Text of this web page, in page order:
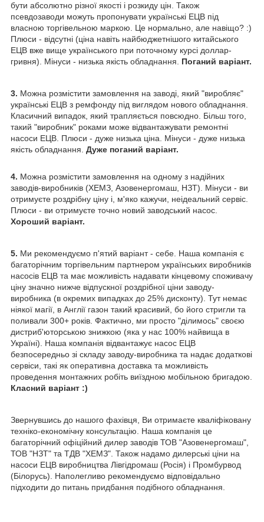
бути абсолютно різної якості і розкиду цін. Також
псевдозаводи можуть пропонувати українські ЕЦВ під
власною торгівельною маркою. Це нормально, але навіщо? :)
Плюси - відсутні (ціна навіть найбюджетнішого китайського
ЕЦВ вже вище українського при поточному курсі доллар-
гривня). Мінуси - низька якість обладнання. Поганий варіант.
3. Можна розмістити замовлення на заводі, який "виробляє"
українські ЕЦВ з ремфонду під виглядом нового обладнання.
Класичний випадок, який трапляється повсюдно. Більш того,
такий "виробник" роками може відвантажувати ремонтні
насоси ЕЦВ. Плюси - дуже низька ціна. Мінуси - дуже низька
якість обладнання. Дуже поганий варіант.
4. Можна розмістити замовлення на одному з надійних
заводів-виробників (ХЕМЗ, Азовенергомаш, НЗТ). Мінуси - ви
отримуєте роздрібну ціну і, м'яко кажучи, неідеальний сервіс.
Плюси - ви отримуєте точно новий заводський насос.
Хороший варіант.
5. Ми рекомендуємо п'ятий варіант - себе. Наша компанія є
багаторічним торгівельним партнером українських виробників
насосів ЕЦВ та має можливість надавати кінцевому споживачу
ціну значно нижче відпускної роздрібної ціни заводу-
виробника (в окремих випадках до 25% дисконту). Тут немає
ніякої магії, в Англії газон такий красивий, бо його стригли та
поливали 300+ років. Фактично, ми просто "ділимось" своєю
дистриб'юторською знижкою (яка у нас 100% найвища в
Україні). Наша компанія відвантажує насос ЕЦВ
безпосередньо зі складу заводу-виробника та надає додаткові
сервіси, такі як оперативна доставка та можливість
проведення монтажних робіть виїздною мобільною бригадою.
Класний варіант :)
Звернувшись до нашого фахівця, Ви отримаєте кваліфіковану
техніко-економічну консультацію. Наша компанія це
багаторічний офіційний дилер заводів ТОВ "Азовенергомаш",
ТОВ "НЗТ" та ТДВ "ХЕМЗ". Також надамо дилерські ціни на
насоси ЕЦВ виробництва Лівгідромаш (Росія) і Промбурвод
(Білорусь). Наполегливо рекомендуємо відповідально
підходити до питань придбання подібного обладнання.